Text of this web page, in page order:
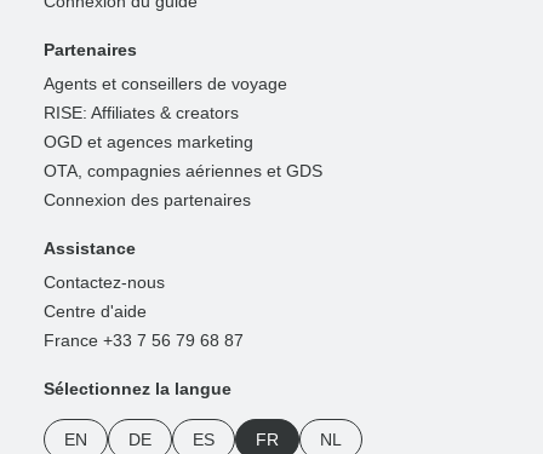
Partenaires
Agents et conseillers de voyage
RISE: Affiliates & creators
OGD et agences marketing
OTA, compagnies aériennes et GDS
Connexion des partenaires
Assistance
Contactez-nous
Centre d'aide
France +33 7 56 79 68 87
Sélectionnez la langue
EN DE ES FR NL